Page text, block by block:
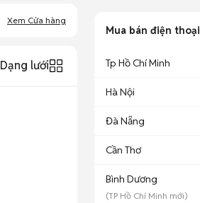
Xem Cửa hàng
Dạng lưới
Mua bán điện thoại
Tp Hồ Chí Minh
Hà Nội
Đà Nẵng
Cần Thơ
Bình Dương
(TP Hồ Chí Minh mới)